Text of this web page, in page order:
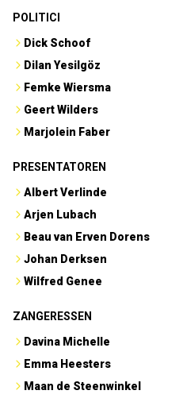
POLITICI
Dick Schoof
Dilan Yesilgöz
Femke Wiersma
Geert Wilders
Marjolein Faber
PRESENTATOREN
Albert Verlinde
Arjen Lubach
Beau van Erven Dorens
Johan Derksen
Wilfred Genee
ZANGERESSEN
Davina Michelle
Emma Heesters
Maan de Steenwinkel